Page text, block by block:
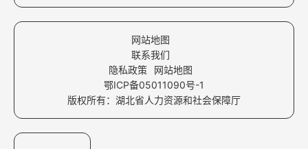
网站地图
联系我们
隐私政策
网站地图
鄂ICP备05011090号-1
版权所有：湖北省人力资源和社会保障厅